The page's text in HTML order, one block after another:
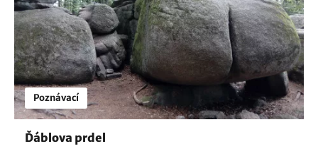
Poznávací
Ďáblova prdel